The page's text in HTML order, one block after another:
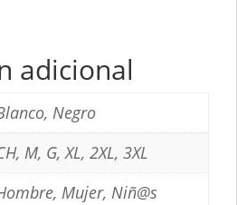
adicional
Negro
M, G, XL, 2XL, 3XL
Mujer, Niñ@s